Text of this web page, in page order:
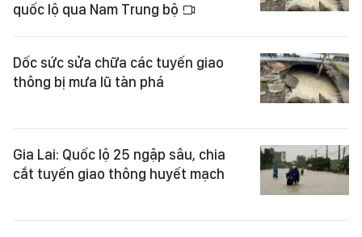
quốc lộ qua Nam Trung bộ
Dốc sức sửa chữa các tuyến giao
thông bị mưa lũ tàn phá
Gia Lai: Quốc lộ 25 ngập sâu, chia
cắt tuyến giao thông huyết mạch